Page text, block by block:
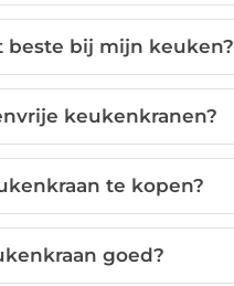
beste bij mijn keuken?
keukenkranen?
te kopen?
goed?